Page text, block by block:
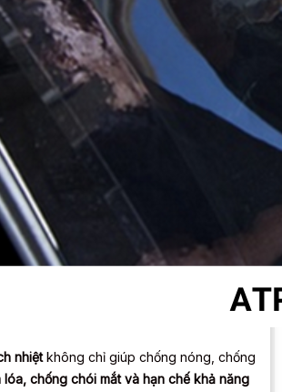
nhiệtkhông chỉ giúp chống nóng, chống
lóa, chống chói mắt và hạn chế khả năng